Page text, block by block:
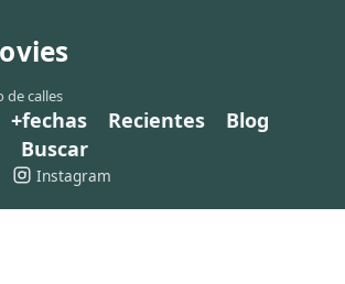
de calles
+fechas Recientes
Blog
Buscar
Instagram